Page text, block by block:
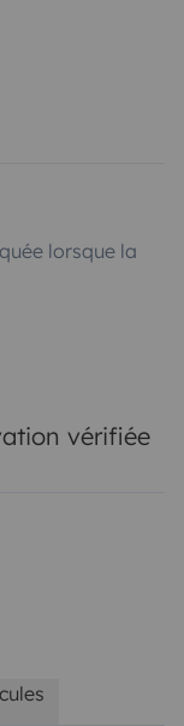
lorsque la
vérifiée